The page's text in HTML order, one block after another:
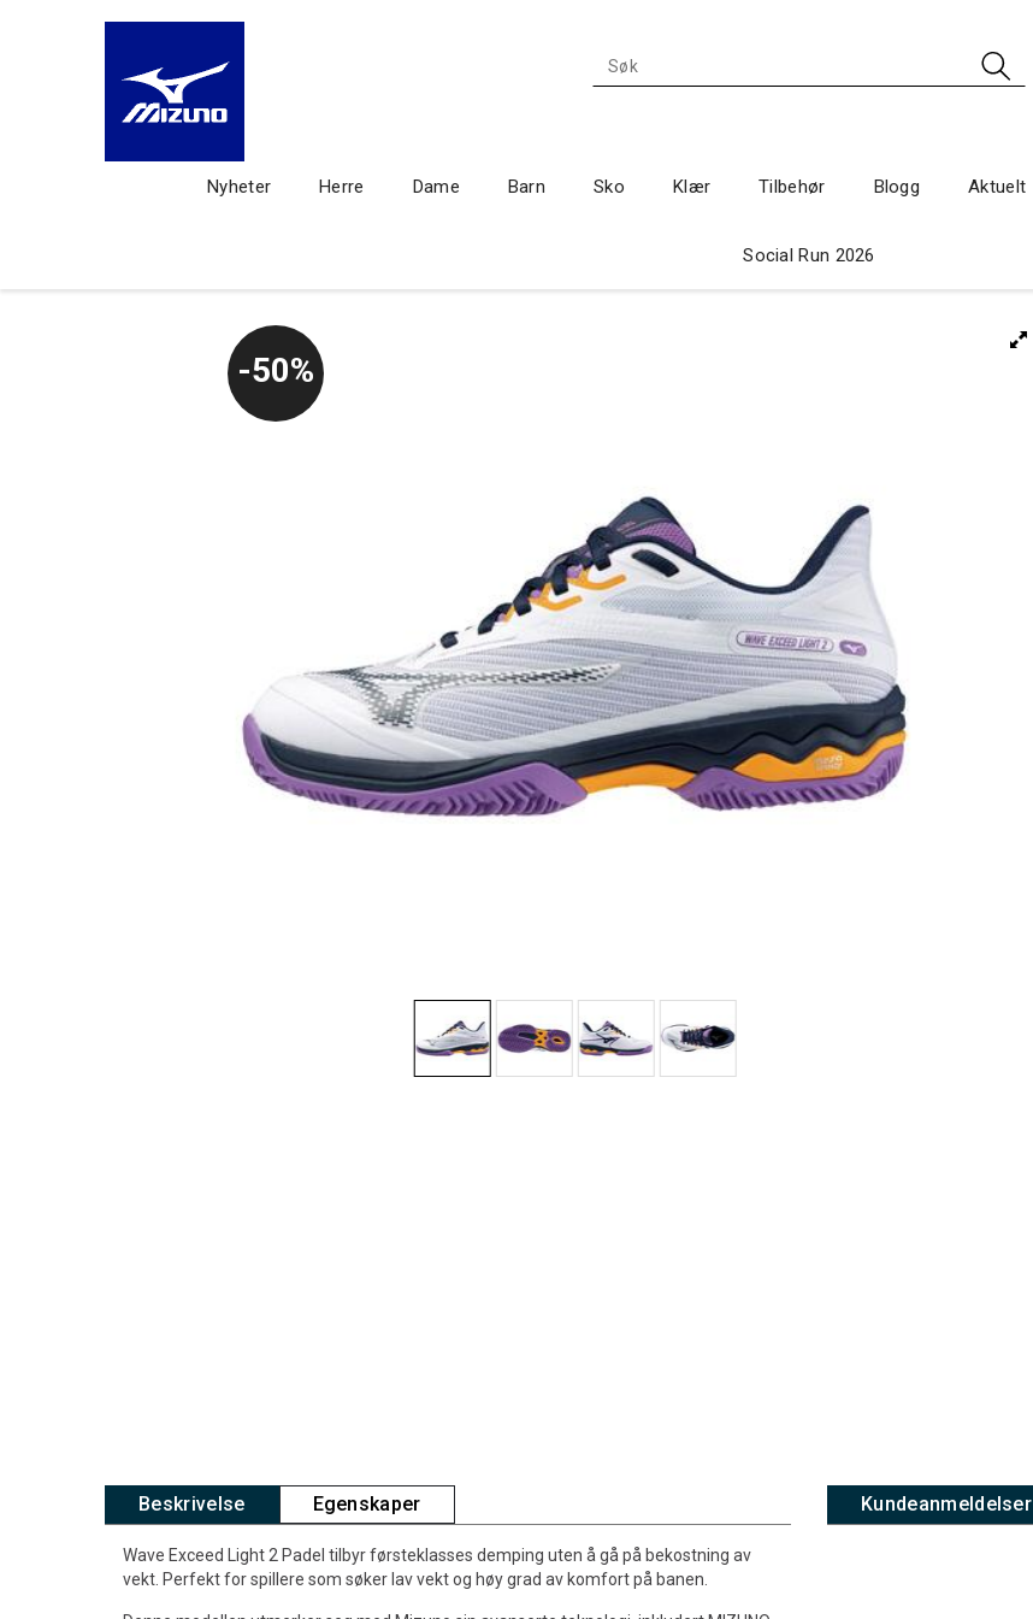
Nyheter Herre Dame Barn Sko Klær Tilbehør Blogg Aktuelt
Social Run 2026
50%
Beskrivelse Egenskaper
Wave Exceed Light 2 Padel tilbyr førsteklasses demping uten å gå på bekostning av
vekt. Perfekt for spillere som søker lav vekt og høy grad av komfort på banen.
Kundeanmeldelser